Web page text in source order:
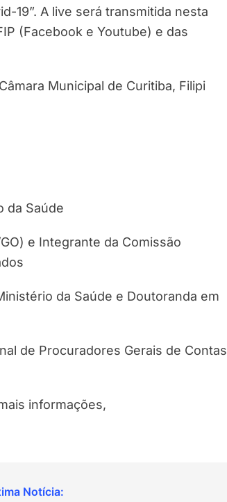
19”. A live será transmitida nesta
(Facebook e Youtube) e das
Municipal de Curitiba, Filipi
da Saúde
e Integrante da Comissão
da Saúde e Doutoranda em
de Procuradores Gerais de Contas
informações,